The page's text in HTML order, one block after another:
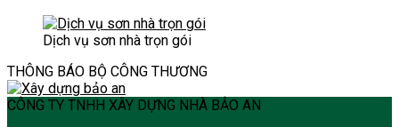
Dịch vụ sơn nhà trọn gói
THÔNG BÁO BỘ CÔNG THƯƠNG
CÔNG TY TNHH XÂY DỰNG NHÀ BẢO AN